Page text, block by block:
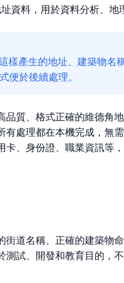
資料，用於資料分析、地
樣產生的地址、建築物名
便於後續處理。
品質、格式正確的維德角
處理都在本機完成，無
、身份證、職業資訊等，
道名稱、正確的建築物
試、開發和教育目的，